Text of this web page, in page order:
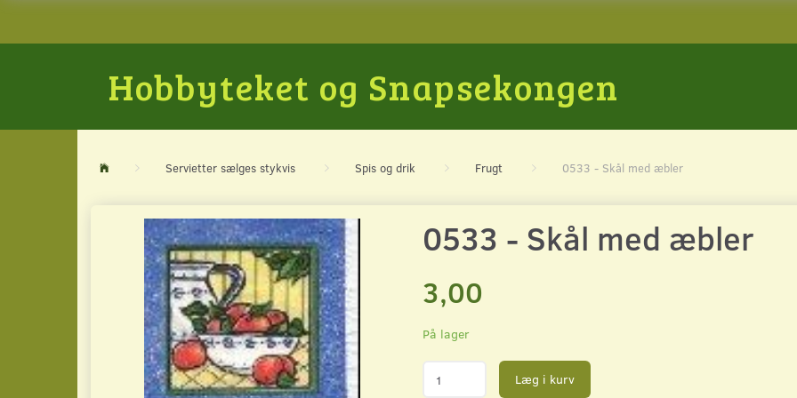
Hobbyteket og Snapsekongen
Servietter sælges stykvis Spis og drik Frugt 0533 - Skål med æbler
0533 - Skål med æbler
3,00
På lager
Læg i kurv